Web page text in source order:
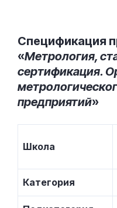
Спецификация
«Метрология,
сертификация.
предприятий»
Школа
Категория